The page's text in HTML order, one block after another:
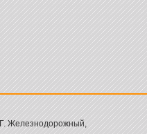
Г. Железнодорожный,